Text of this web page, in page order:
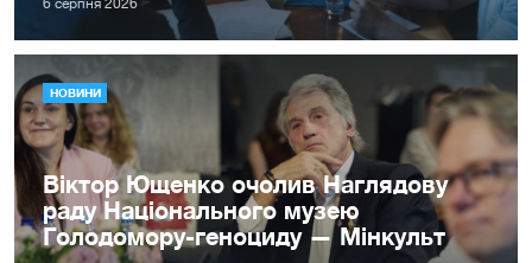
6 серпня 2026
НОВИНИ
Віктор Ющенко очолив Наглядову
раду Національного музею
Голодомору-геноциду — Мінкульт